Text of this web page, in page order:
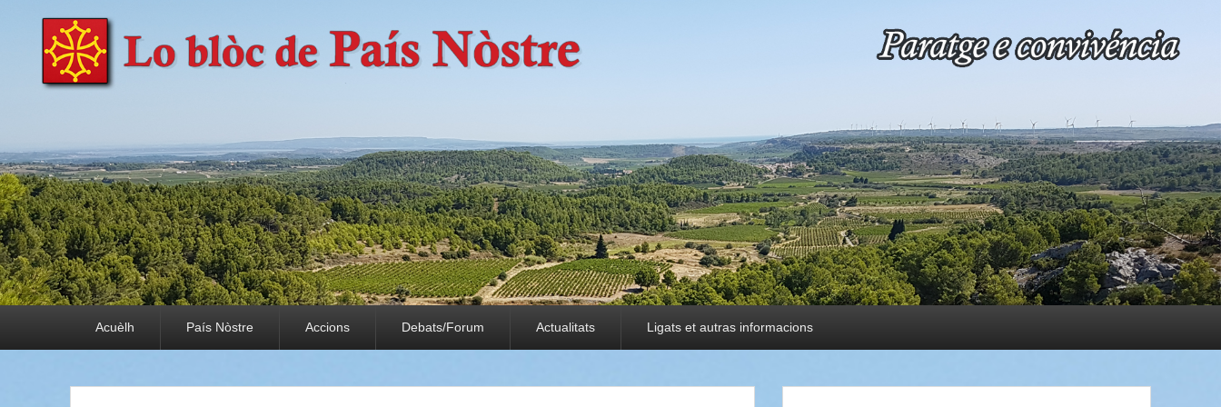
País Nòstre
Paratge e Convivència
Acuèlh País Nòstre Accions Debats/Forum Actualitats Ligats et autras informacions